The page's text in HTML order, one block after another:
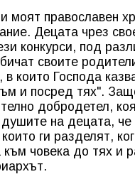
моят православен
Децата чрез
конкурси, под
своите
които Господа
и посред тях".
добродетел,
на децата, че
ги разделят,
човека до тях и